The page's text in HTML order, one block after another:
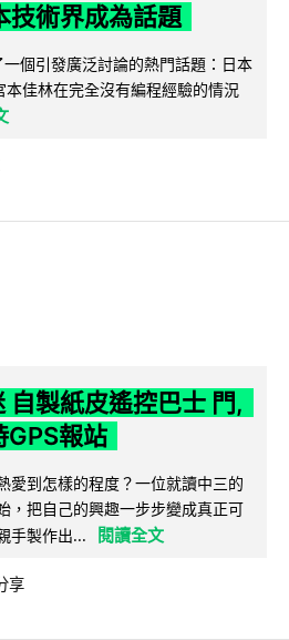
技術界成為話題
個引發廣泛討論的熱門話題：日本
佳林在完全沒有編程經驗的情況
自製紙皮遙控巴士 門,
GPS報站
愛到怎樣的程度？一位就讀中三的
，把自己的興趣一步步變成真正可
手製作出...
閱讀全文
享